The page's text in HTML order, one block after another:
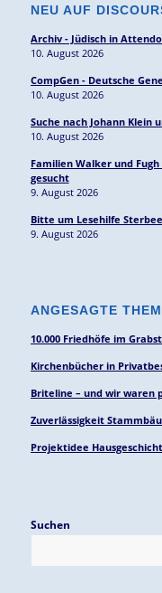
NEU AUF
Archiv - Jüdisch in
10. August 2026
CompGen - Deutsche
10. August 2026
Suche nach Johann Klein
10. August 2026
Familien Walker und
gesucht
9. August 2026
Bitte um Lesehilfe
9. August 2026
ANGESAGTE
10.000 Friedhöfe im
Kirchenbücher in
Briteline – und wir waren
Zuverlässigkeit
Projektidee
Suchen